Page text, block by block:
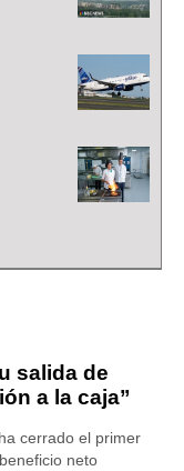
salida de
a la caja”
cerrado el primer
neto